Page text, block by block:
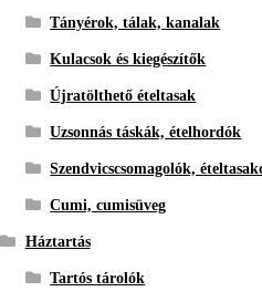
Tányérok, tálak, kanalak
Kulacsok és kiegészítők
Újratölthető ételtasak
Uzsonnás táskák, ételhordók
Szendvicscsomagolók,
Cumi, cumisüveg
Háztartás
Tartós tárolók